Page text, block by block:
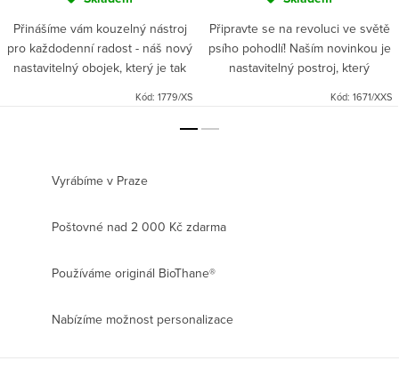
Přinášíme vám kouzelný nástroj
pro každodenní radost - náš nový
nastavitelný obojek, který je tak
Kód: 1779/XS
Připravte se na revoluci ve světě
psího pohodlí! Naším novinkou je
nastavitelný postroj, který
Kód: 1671/XXS
Vyrábíme v Praze
Poštovné nad 2 000 Kč zdarma
Používáme originál BioThane®
Nabízíme možnost personalizace